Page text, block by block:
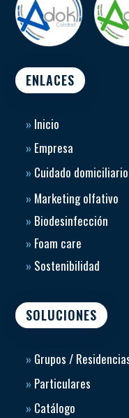
ENLACES
» Inicio
» Empresa
» Cuidado domiciliario
» Marketing olfativo
» Biodesinfección
» Foam care
» Sostenibilidad
SOLUCIONES
» Grupos /
» Particulares
» Catálogo